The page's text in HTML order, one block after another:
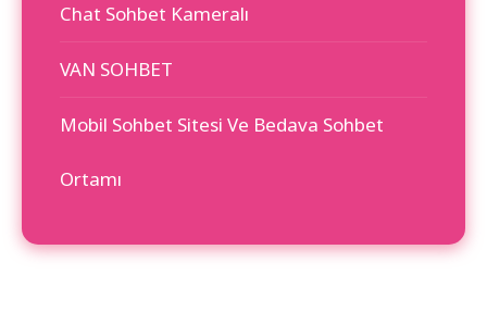
Chat Sohbet Kameralı
VAN SOHBET
Mobil Sohbet Sitesi Ve Bedava Sohbet
Ortamı